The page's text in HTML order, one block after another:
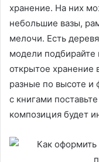
хранение. На них
небольшие вазы,
мелочи. Есть
модели
открытое хранение
разные по высоте
с книгами
композиция будет